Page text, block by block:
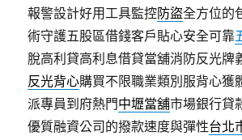
報警設計好用工具監控防盜全方位的
術守護五股區借錢客戶貼心安全可靠
脫高利貸高利息借貸當舖消防反光牌
反光背心購買不限職業類別服背心獲
派專員到府熱門中壢當舖市場銀行貸
優質融資公司的撥款速度與彈性台北